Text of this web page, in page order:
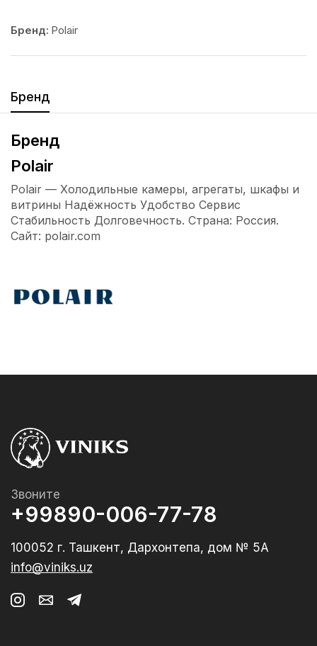
Бренд: Polair
Бренд
Бренд
Polair
Polair — Холодильные камеры, агрегаты, шкафы и
витрины Надёжность Удобство Сервис
Стабильность Долговечность. Страна: Россия.
Сайт: polair.com
Звоните
+99890-006-77-78
100052 г. Ташкент, Дархонтепа, дом № 5А
info@viniks.uz